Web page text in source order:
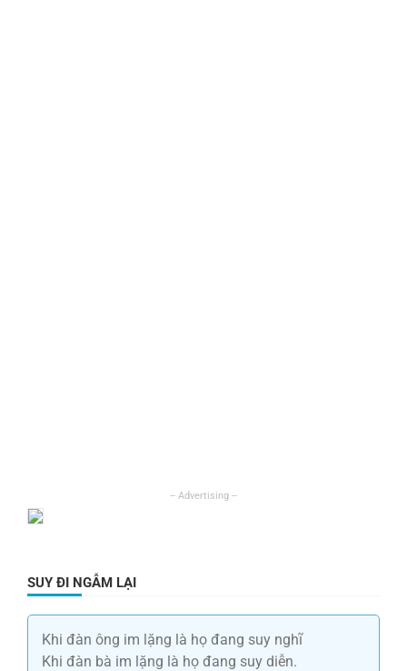
SUY ĐI NGẪM LẠI
Khi đàn ông im lặng là họ đang suy nghĩ
Khi đàn bà im lặng là họ đang suy diễn.